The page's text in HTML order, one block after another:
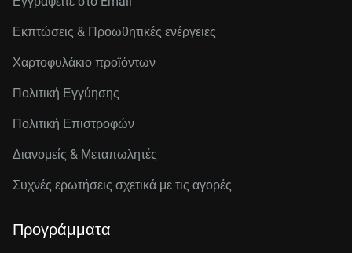
Εκπτώσεις & Προωθητικές ενέργειες
Χαρτοφυλάκιο προϊόντων
Πολιτική Εγγύησης
Πολιτική Επιστροφών
Διανομείς & Μεταπωλητές
Συχνές ερωτήσεις σχετικά με τις αγορές
Προγράμματα